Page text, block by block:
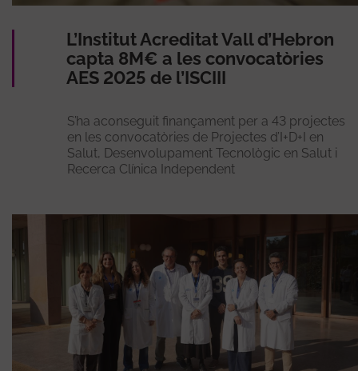
L’Institut Acreditat Vall d’Hebron
capta 8M€ a les convocatòries
AES 2025 de l’ISCIII
S’ha aconseguit finançament per a 43 projectes
en les convocatòries de Projectes d’I+D+I en
Salut, Desenvolupament Tecnològic en Salut i
Recerca Clínica Independent